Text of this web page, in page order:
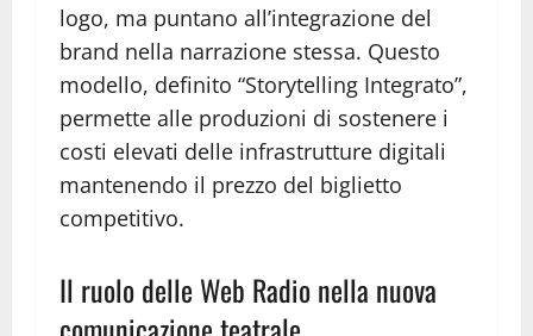
logo, ma puntano all’integrazione del
brand nella narrazione stessa. Questo
modello, definito “Storytelling Integrato”,
permette alle produzioni di sostenere i
costi elevati delle infrastrutture digitali
mantenendo il prezzo del biglietto
competitivo.
Il ruolo delle Web Radio nella nuova